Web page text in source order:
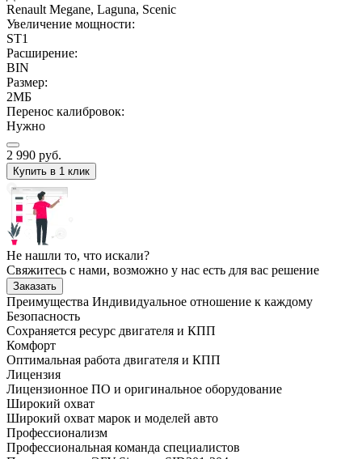
Renault Megane, Laguna, Scenic
Увеличение мощности:
ST1
Расширение:
BIN
Размер:
2МБ
Перенос калибровок:
Нужно
2 990 руб.
Купить в 1 клик
Не нашли то, что искали?
Свяжитесь с нами, возможно у нас есть для вас решение
Заказать
Преимущества Индивидуальное отношение к каждому
Безопасность
Сохраняется ресурс двигателя и КПП
Комфорт
Оптимальная работа двигателя и КПП
Лицензия
Лицензионное ПО и оригинальное оборудование
Широкий охват
Широкий охват марок и моделей авто
Профессионализм
Профессиональная команда специалистов